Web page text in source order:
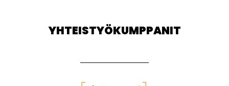
YHTEISTYÖKUMPPANIT